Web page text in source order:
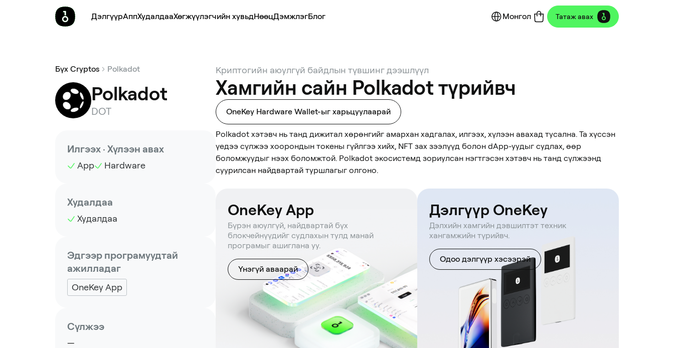
ДэлгүүрАппХудалдааХөгжүүлэгчийн хувьдНөөцДэмжлэгБлог Монгол Татаж авах
Бүх Cryptos Polkadot
Polkadot
DOT
Илгээх · Хүлээн авах
App Hardware
Худалдаа
Худалдаа
Эдгээр програмуудтай
ажилладаг
OneKey App
Сүлжээ
—
Криптогийн аюулгүй байдлын түвшинг дээшлүүл
Хамгийн сайн Polkadot түрийвч
OneKey Hardware Wallet-ыг харьцуулаарай
Polkadot хэтэвч нь танд дижитал хөрөнгийг амархан хадгалах, илгээх, хүлээн авахад тусална. Та хүссэн
үедээ сүлжээ хоорондын токены гүйлгээ хийх, NFT зах зээлүүд болон dApp-уудыг судлах, өөр
боломжуудыг нээх боломжтой. Polkadot экосистемд зориулсан нэгтгэсэн хэтэвч нь танд сүлжээнд
суурилсан найдвартай туршлагыг олгоно.
OneKey App
Бүрэн аюулгүй, найдвартай бүх
блокчейнүүдийг судлахын тулд манай
програмыг ашиглана уу.
Үнэгүй аваарай
Дэлгүүр OneKey
Дэлхийн хамгийн дэвшилтэт техник
хангамжийн түрийвч.
Одоо дэлгүүр хэсээрэй